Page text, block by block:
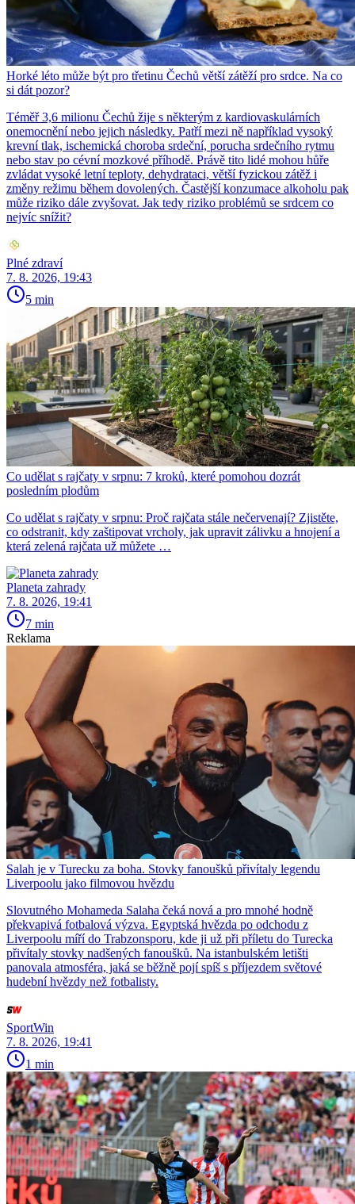
Horké léto může být pro třetinu Čechů větší zátěží pro srdce. Na co
si dát pozor?
Téměř 3,6 milionu Čechů žije s některým z kardiovaskulárních
onemocnění nebo jejich následky. Patří mezi ně například vysoký
krevní tlak, ischemická choroba srdeční, porucha srdečního rytmu
nebo stav po cévní mozkové příhodě. Právě tito lidé mohou hůře
zvládat vysoké letní teploty, dehydrataci, větší fyzickou zátěž i
změny režimu během dovolených. Častější konzumace alkoholu pak
může riziko dále zvyšovat. Jak tedy riziko problémů se srdcem co
nejvíc snížit?
Plné zdraví
7. 8. 2026, 19:43
5 min
Co udělat s rajčaty v srpnu: 7 kroků, které pomohou dozrát
posledním plodům
Co udělat s rajčaty v srpnu: Proč rajčata stále nečervenají? Zjistěte,
co odstranit, kdy zaštipovat vrcholy, jak upravit zálivku a hnojení a
která zelená rajčata už můžete …
Planeta zahrady
7. 8. 2026, 19:41
7 min
Reklama
Salah je v Turecku za boha. Stovky fanoušků přivítaly legendu
Liverpoolu jako filmovou hvězdu
Slovutného Mohameda Salaha čeká nová a pro mnohé hodně
překvapivá fotbalová výzva. Egyptská hvězda po odchodu z
Liverpoolu míří do Trabzonsporu, kde ji už při příletu do Turecka
přivítaly stovky nadšených fanoušků. Na istanbulském letišti
panovala atmosféra, jaká se běžně pojí spíš s příjezdem světové
hudební hvězdy než fotbalisty.
SportWin
7. 8. 2026, 19:41
1 min